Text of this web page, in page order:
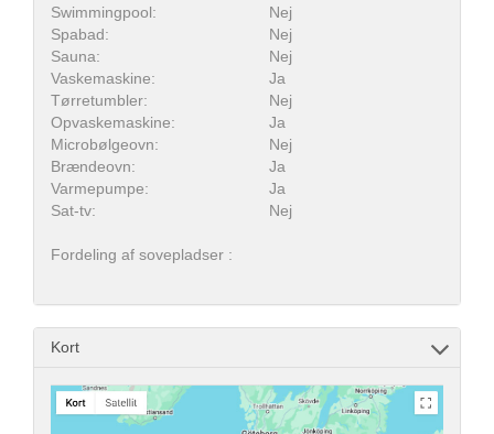
Swimmingpool:
Nej
Spabad:
Nej
Sauna:
Nej
Vaskemaskine:
Ja
Tørretumbler:
Nej
Opvaskemaskine:
Ja
Microbølgeovn:
Nej
Brændeovn:
Ja
Varmepumpe:
Ja
Sat-tv:
Nej
Fordeling af sovepladser :
Kort